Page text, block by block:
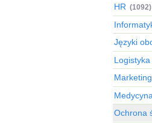
HR (1092)
Języki
Ochrona